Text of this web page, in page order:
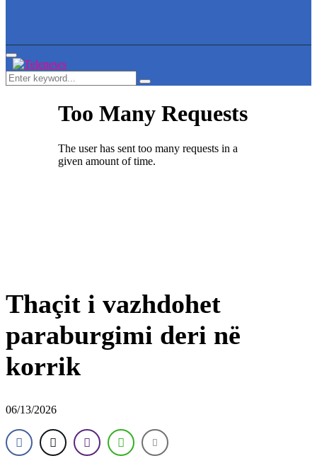
Primary
Menu
Search
for:
Search
Thaçit i vazhdohet
paraburgimi deri në
korrik
06/13/2026